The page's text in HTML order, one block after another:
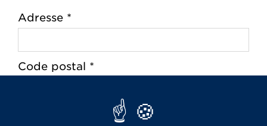
Adresse *
Code postal *